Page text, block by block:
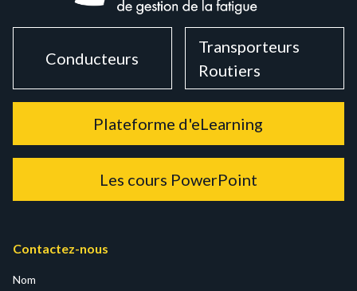
Conducteurs
Transporteurs
Routiers
Plateforme d'eLearning
Les cours PowerPoint
Contactez-nous
Nom